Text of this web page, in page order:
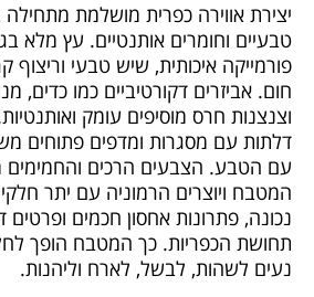
יצירת אווירה כפרית מושלמת
טבעיים וחומרים אותנטיים. עץ מלא
פורמייקה איכותית, שיש טבעי וריצוף
חום. אביזרים דקורטיביים כמו כדים,
וצנצנות חרס מוסיפים עומק
דלתות עם מסגרות ומדפים פתוחים
עם הטבע. הצבעים הרכים
המטבח ויוצרים הרמוניה עם יתר
נכונה, פתרונות אחסון חכמים
תחושת הכפריות. כך המטבח הופך
נעים לשהות, לבשל, לארח וליהנות.